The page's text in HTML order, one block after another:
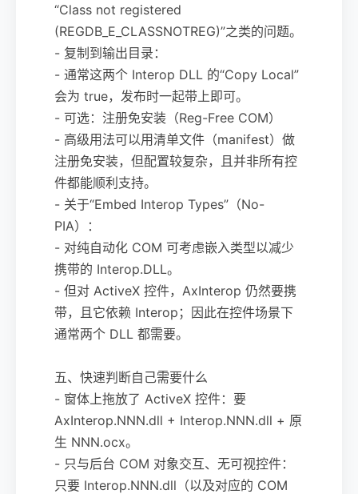
“Class not registered
(REGDB_E_CLASSNOTREG)”之类的问题。
- 复制到输出目录：
- 通常这两个 Interop DLL 的“Copy Local”
会为 true，发布时一起带上即可。
- 可选：注册免安装（Reg-Free COM）
- 高级用法可以用清单文件（manifest）做
注册免安装，但配置较复杂，且并非所有控
件都能顺利支持。
- 关于“Embed Interop Types”（No-
PIA）：
- 对纯自动化 COM 可考虑嵌入类型以减少
携带的 Interop.DLL。
- 但对 ActiveX 控件，AxInterop 仍然要携
带，且它依赖 Interop；因此在控件场景下
通常两个 DLL 都需要。
五、快速判断自己需要什么
- 窗体上拖放了 ActiveX 控件：要
AxInterop.NNN.dll + Interop.NNN.dll + 原
生 NNN.ocx。
- 只与后台 COM 对象交互、无可视控件：
只要 Interop.NNN.dll（以及对应的 COM